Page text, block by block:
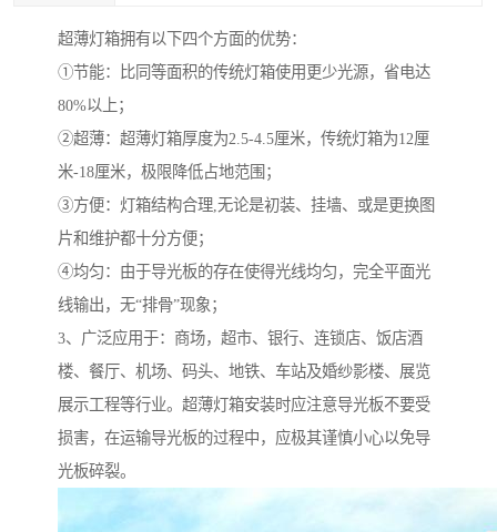
超薄灯箱拥有以下四个方面的优势：
①节能：比同等面积的传统灯箱使用更少光源，省电达
80%以上；
②超薄：超薄灯箱厚度为2.5-4.5厘米，传统灯箱为12厘
米-18厘米，极限降低占地范围；
③方便：灯箱结构合理,无论是初装、挂墙、或是更换图
片和维护都十分方便；
④均匀：由于导光板的存在使得光线均匀，完全平面光
线输出，无“排骨”现象；
3、广泛应用于：商场，超市、银行、连锁店、饭店酒
楼、餐厅、机场、码头、地铁、车站及婚纱影楼、展览
展示工程等行业。超薄灯箱安装时应注意导光板不要受
损害，在运输导光板的过程中，应极其谨慎小心以免导
光板碎裂。